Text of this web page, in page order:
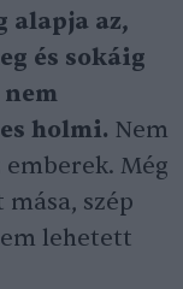
alapja az,
és sokáig
holmi. Nem
Még
szép
lehetett